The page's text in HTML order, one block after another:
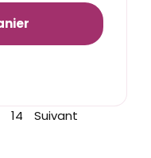
14 Suivant